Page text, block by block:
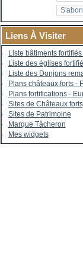
Liens À Visiter
Liste bâtiments
Liste des églises
Liste des Donjons
Plans châteaux forts -
Plans fortifications -
Sites de Châteaux forts
Sites de Patrimoine
Marque Tâcheron
Mes widgets